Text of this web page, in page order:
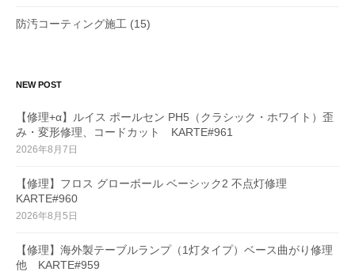
防汚コーティング施工 (15)
NEW POST
【修理+α】ルイス ポールセン PH5（クラシック・ホワイト）歪
み・変形修理、コードカット KARTE#961
2026年8月7日
【修理】フロス グローボール ベーシック2 不点灯修理
KARTE#960
2026年8月5日
【修理】海外製テーブルランプ（1灯タイプ）ベース曲がり修理
他 KARTE#959